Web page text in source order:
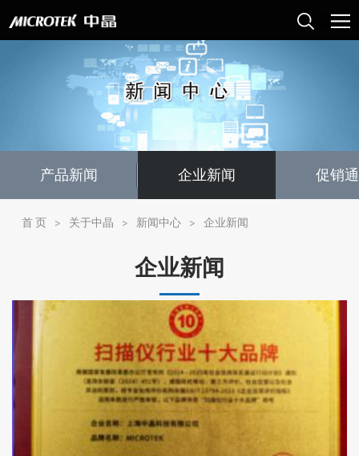
产品新闻 企业新闻 促销
首 页 > 关于中晶 > 新闻中心 > 企业新闻
企业新闻